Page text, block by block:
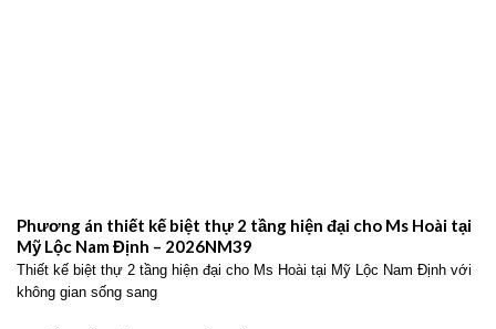
Phương án thiết kế biệt thự 2 tầng hiện đại cho Ms Hoài tại
Mỹ Lộc Nam Định – 2026NM39
Thiết kế biệt thự 2 tầng hiện đại cho Ms Hoài tại Mỹ Lộc Nam Định với
không gian sống sang